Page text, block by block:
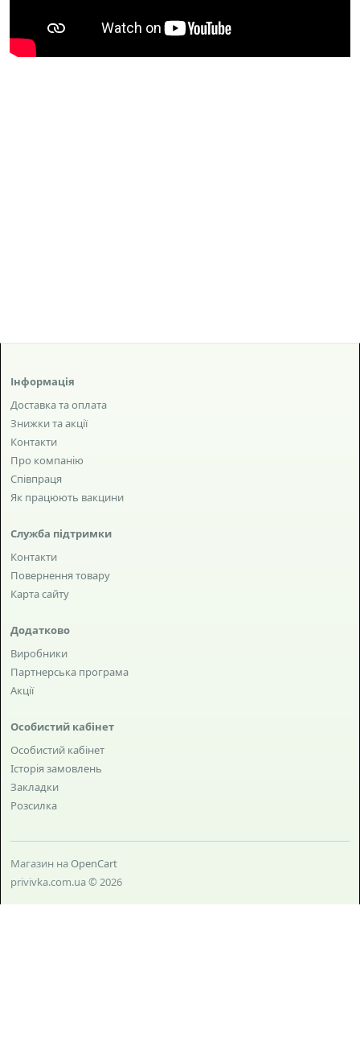
Інформація
Доставка та оплата
Знижки та акції
Контакти
Про компанію
Співпраця
Як працюють вакцини
Служба підтримки
Контакти
Повернення товару
Карта сайту
Додатково
Виробники
Партнерська програма
Акції
Особистий кабінет
Особистий кабінет
Історія замовлень
Закладки
Розсилка
Магазин на OpenCart
privivka.com.ua © 2026